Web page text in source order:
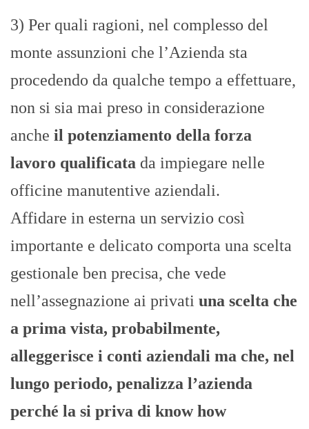
3) Per quali ragioni, nel complesso del
monte assunzioni che l’Azienda sta
procedendo da qualche tempo a effettuare,
non si sia mai preso in considerazione
anche il potenziamento della forza
lavoro qualificata da impiegare nelle
officine manutentive aziendali.
Affidare in esterna un servizio così
importante e delicato comporta una scelta
gestionale ben precisa, che vede
nell’assegnazione ai privati una scelta che
a prima vista, probabilmente,
alleggerisce i conti aziendali ma che, nel
lungo periodo, penalizza l’azienda
perché la si priva di know how